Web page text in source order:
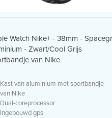
Watch Nike+ - 38mm -
- Zwart/Cool Grijs
van Nike
Kast van aluminium met sportbandje
van Nike
Dual-coreprocessor
Ingebouwd gps